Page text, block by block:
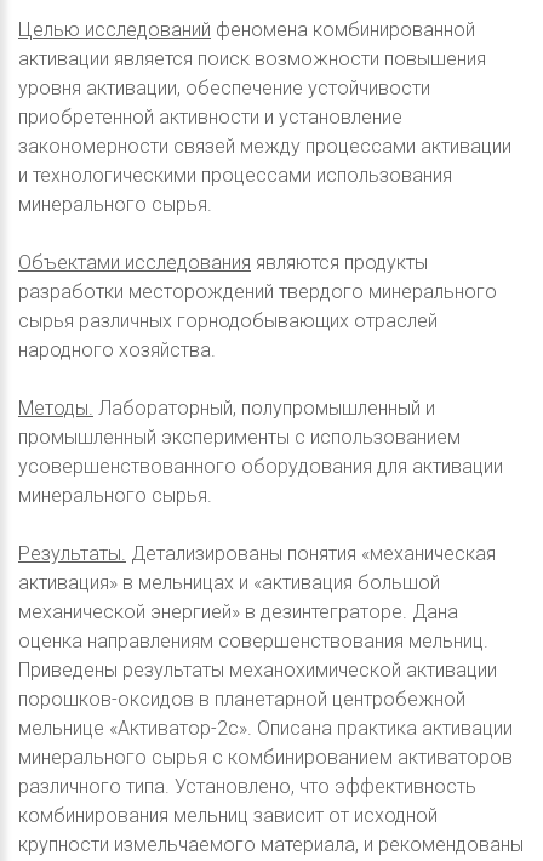
Целью исследований феномена комбинированной
активации является поиск возможности повышения
уровня активации, обеспечение устойчивости
приобретенной активности и установление
закономерности связей между процессами активации
и технологическими процессами использования
минерального сырья.
Объектами исследования являются продукты
разработки месторождений твердого минерального
сырья различных горнодобывающих отраслей
народного хозяйства.
Методы. Лабораторный, полупромышленный и
промышленный эксперименты с использованием
усовершенствованного оборудования для активации
минерального сырья.
Результаты. Детализированы понятия «механическая
активация» в мельницах и «активация большой
механической энергией» в дезинтеграторе. Дана
оценка направлениям совершенствования мельниц.
Приведены результаты механохимической активации
порошков-оксидов в планетарной центробежной
мельнице «Активатор-2с». Описана практика активации
минерального сырья с комбинированием активаторов
различного типа. Установлено, что эффективность
комбинирования мельниц зависит от исходной
крупности измельчаемого материала, и рекомендованы